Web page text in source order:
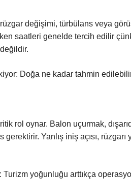
değişimi, türbülans veya
saatleri genelde tercih edilir
Doğa ne kadar tahmin
rol oynar. Balon uçurmak,
Yanlış iniş açısı,
yoğunluğu arttıkça